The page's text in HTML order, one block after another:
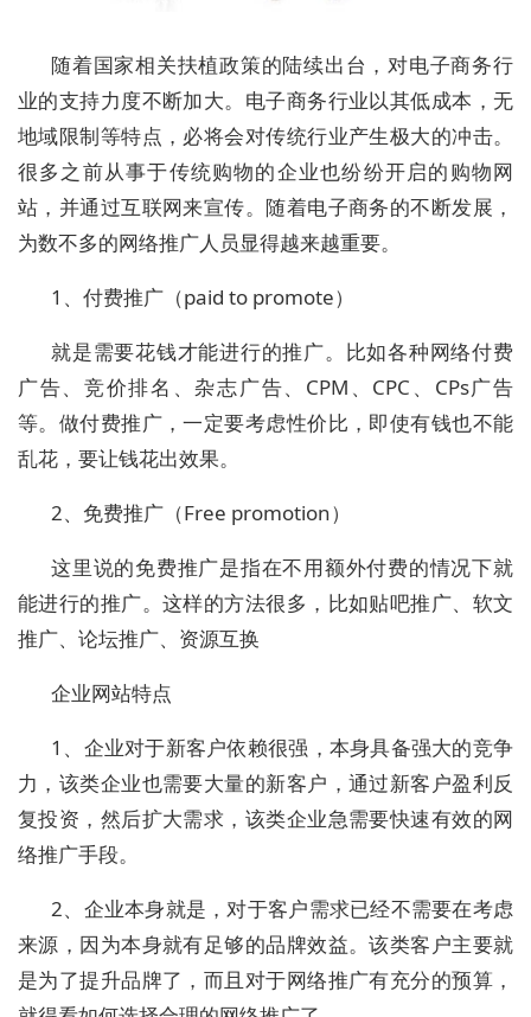
随着国家相关扶植政策的陆续出台，对电子商务行
业的支持力度不断加大。电子商务行业以其低成本，无
地域限制等特点，必将会对传统行业产生极大的冲击。
很多之前从事于传统购物的企业也纷纷开启的购物网
站，并通过互联网来宣传。随着电子商务的不断发展，
为数不多的网络推广人员显得越来越重要。
1、付费推广（paid to promote）
就是需要花钱才能进行的推广。比如各种网络付费
广告、竞价排名、杂志广告、CPM、CPC、CPs广告
等。做付费推广，一定要考虑性价比，即使有钱也不能
乱花，要让钱花出效果。
2、免费推广（Free promotion）
这里说的免费推广是指在不用额外付费的情况下就
能进行的推广。这样的方法很多，比如贴吧推广、软文
推广、论坛推广、资源互换
企业网站特点
1、企业对于新客户依赖很强，本身具备强大的竞争
力，该类企业也需要大量的新客户，通过新客户盈利反
复投资，然后扩大需求，该类企业急需要快速有效的网
络推广手段。
2、企业本身就是，对于客户需求已经不需要在考虑
来源，因为本身就有足够的品牌效益。该类客户主要就
是为了提升品牌了，而且对于网络推广有充分的预算，